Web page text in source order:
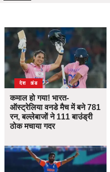
उत्तराखंड
देश
कमाल हो गया! भारत-
ऑस्ट्रेलिया वनडे मैच में बने 781
रन, बल्लेबाजों ने 111 बाउंड्री
ठोक मचाया गदर